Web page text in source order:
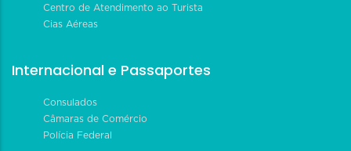
Centro de Atendimento ao Turista
Cias Aéreas
Internacional e Passaportes
Consulados
Câmaras de Comércio
Polícia Federal